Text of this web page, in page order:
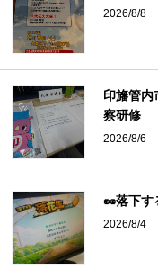
2026/8/8
印旛管内
察研修⁡
2026/8/6
🥜落下す
2026/8/4